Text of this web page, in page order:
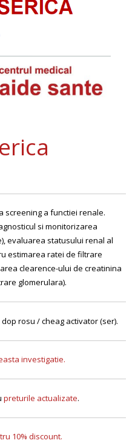
screening a functiei renale.
si monitorizarea
evaluarea statusului renal al
estimarea ratei de filtrare
clearence-ului de creatinina
glomerulara).
rosu / cheag activator (ser).
investigatie.
preturile actualizate.
10% discount.